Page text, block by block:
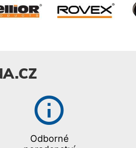
Odborné